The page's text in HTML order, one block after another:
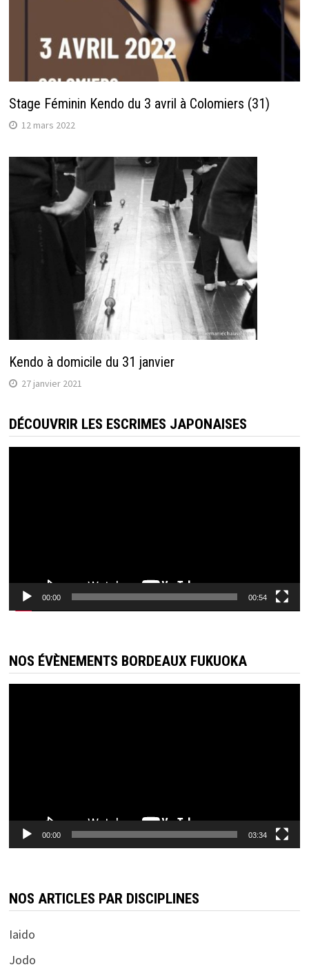
Stage Féminin Kendo du 3 avril à Colomiers (31)
12 mars 2022
Kendo à domicile du 31 janvier
27 janvier 2021
DÉCOUVRIR LES ESCRIMES JAPONAISES
00:00 00:54
NOS ÉVÈNEMENTS BORDEAUX FUKUOKA
00:00 03:34
NOS ARTICLES PAR DISCIPLINES
Iaido
Jodo